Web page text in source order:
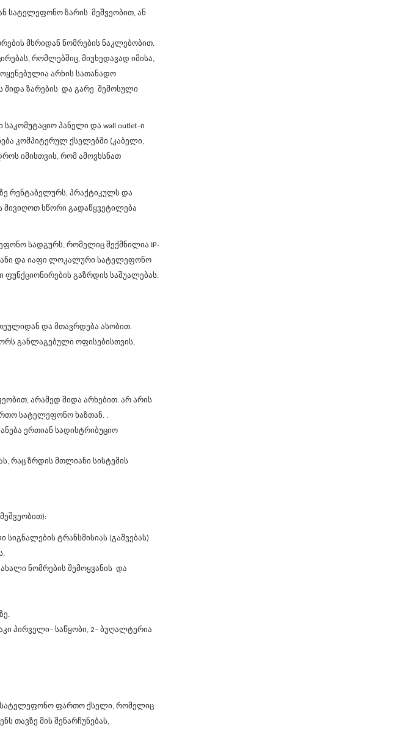
სატელეფონო ზარის მეშვეობით, ან
მხრიდან ნომრების ნაკლებობით.
რომლებშიც, მიუხედავად იმისა,
არხის სათანადო
შიდა ზარების და გარე შემოსული
პანელი და wall outlet–ი
კომპიტერულ ქსელებში (კაბელი,
იმისთვის, რომ ამოვხსნათ
რენტაბელურს, პრაქტიკულს და
მივიღოთ სწორი გადაწყვეტილება
სადგურს, რომელიც შექმნილია
IP-
და იაფი ლოკალური სატელეფონო
გაზრდის საშუალებას.
და მთავრდება ასობით.
განლაგებული ოფისებისთვის,
არამედ შიდა არხებით. არ არის
სატელეფონო ხაზთან. .
ერთიან სადისტრიბუციო
რაც ზრდის მთლიანი სისტემის
ტრანსმისიას (გაშვებას)
ნომრების შემოყვანის და
პირველი– საწყობი, 2– ბუღალტერია
სატელეფონო ფართო ქსელი, რომელიც
თავზე მის შენარჩუნებას,